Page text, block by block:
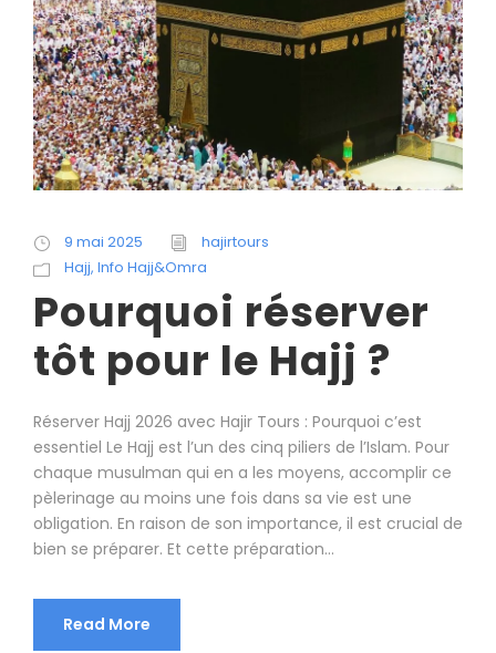
9 mai 2025
hajirtours
Hajj, Info Hajj&Omra
Pourquoi réserver
tôt pour le Hajj ?
Réserver Hajj 2026 avec Hajir Tours : Pourquoi c’est
essentiel Le Hajj est l’un des cinq piliers de l’Islam. Pour
chaque musulman qui en a les moyens, accomplir ce
pèlerinage au moins une fois dans sa vie est une
obligation. En raison de son importance, il est crucial de
bien se préparer. Et cette préparation...
Read More